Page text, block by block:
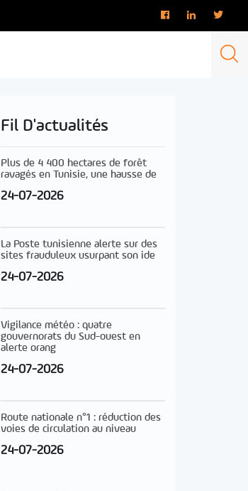
Fil D'actualités
Plus de 4 400 hectares de forêt
ravagés en Tunisie, une hausse de
24-07-2026
La Poste tunisienne alerte sur des
sites frauduleux usurpant son ide
24-07-2026
Vigilance météo : quatre
gouvernorats du Sud-ouest en
alerte orang
24-07-2026
Route nationale n°1 : réduction des
voies de circulation au niveau
24-07-2026